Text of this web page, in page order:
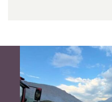
inteligjente izraelite
Or Shalom